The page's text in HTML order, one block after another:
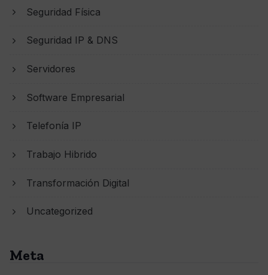
Seguridad Física
Seguridad IP & DNS
Servidores
Software Empresarial
Telefonía IP
Trabajo Hibrido
Transformación Digital
Uncategorized
Meta